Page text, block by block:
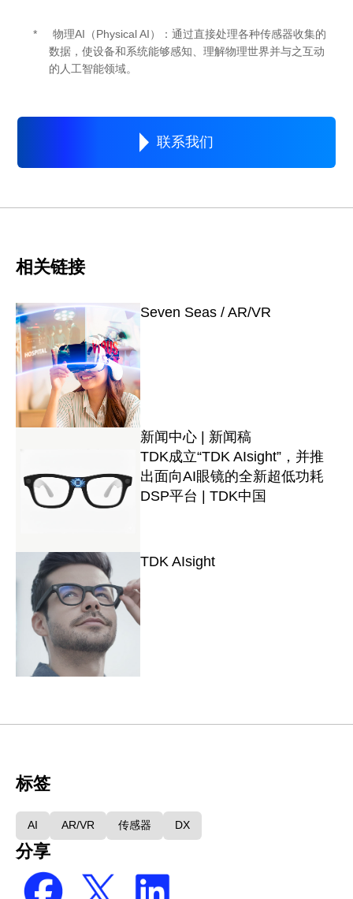
物理AI（Physical AI）：通过直接处理各种传感器收集的
数据，使设备和系统能够感知、理解物理世界并与之互动
的人工智能领域。
联系我们
相关链接
Seven Seas / AR/VR
新闻中心 | 新闻稿
TDK成立“TDK AIsight”，并推
出面向AI眼镜的全新超低功耗
DSP平台 | TDK中国
TDK AIsight
标签
AI AR/VR 传感器 DX
分享